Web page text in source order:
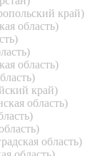
край)
область)
область)
край)
область)
область)